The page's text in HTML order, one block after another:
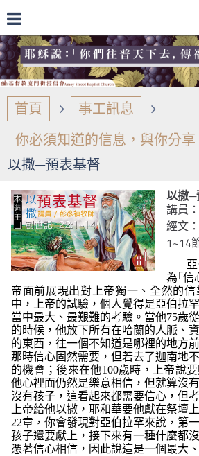
首頁
事工訊息
你必須知道的信息，與你分享
以撒─預表基督
以撒─
講員
經文
1~14
為｢信
帝面前展現出對上帝獨一、全然的
中，上帝的試驗，個人覺得是亞伯拉
當中最大、最艱難的考驗。當他75歲
的時候，他放下所有在哈蘭的人脈、
的東西，往一個不知道是哪裡的地方
那時信心固然需要，但若去了迦南地
的機會；後來在他100歲時，上帝說
他心裡面仍然是樂意相信，但就算沒
沒有孩子，這看起來都需要信心，但
上帝給他以撒，耶和華要他獻在祭壇
22章，你會發現對亞伯拉罕來說，第
孩子還要獻上，接下來有一種什麼都
憑著信心相信，因此說這是一個最大